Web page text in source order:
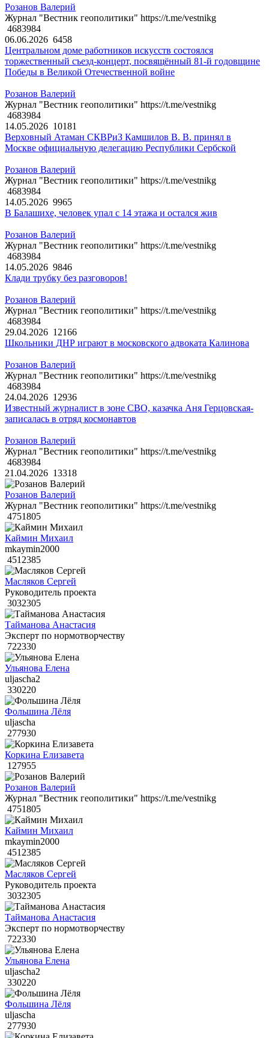
Розанов Валерий
Журнал "Вестник геополитики" https://t.me/vestnikg
4683984
06.06.2026 6458
Центральном доме работников искусств состоялся
торжественный съезд-концерт, посвящённый 81-й годовщине
Победы в Великой Отечественной войне
Розанов Валерий
Журнал "Вестник геополитики" https://t.me/vestnikg
4683984
14.05.2026 10181
Верховный Атаман СКВРиЗ Камшилов В. В. принял в
Москве официальную делегацию Республики Сербской
Розанов Валерий
Журнал "Вестник геополитики" https://t.me/vestnikg
4683984
14.05.2026 9965
В Балашихе, человек упал с 14 этажа и остался жив
Розанов Валерий
Журнал "Вестник геополитики" https://t.me/vestnikg
4683984
14.05.2026 9846
Клади трубку без разговоров!
Розанов Валерий
Журнал "Вестник геополитики" https://t.me/vestnikg
4683984
29.04.2026 12166
Школьники ДНР играют в московского адвоката Калинова
Розанов Валерий
Журнал "Вестник геополитики" https://t.me/vestnikg
4683984
24.04.2026 12936
Известный журналист в зоне СВО, казачка Аня Герцовская-
записалась в отряд космонавтов
Розанов Валерий
Журнал "Вестник геополитики" https://t.me/vestnikg
4683984
21.04.2026 13318
Розанов Валерий
Журнал "Вестник геополитики" https://t.me/vestnikg
4751805
Каймин Михаил
mkaymin2000
4512385
Масляков Сергей
Руководитель проекта
3032305
Тайманова Анастасия
Эксперт по нормотворчеству
722330
Ульянова Елена
uljascha2
330220
Фольшина Лёля
uljascha
277930
Коркина Елизавета
127955
Розанов Валерий
Журнал "Вестник геополитики" https://t.me/vestnikg
4751805
Каймин Михаил
mkaymin2000
4512385
Масляков Сергей
Руководитель проекта
3032305
Тайманова Анастасия
Эксперт по нормотворчеству
722330
Ульянова Елена
uljascha2
330220
Фольшина Лёля
uljascha
277930